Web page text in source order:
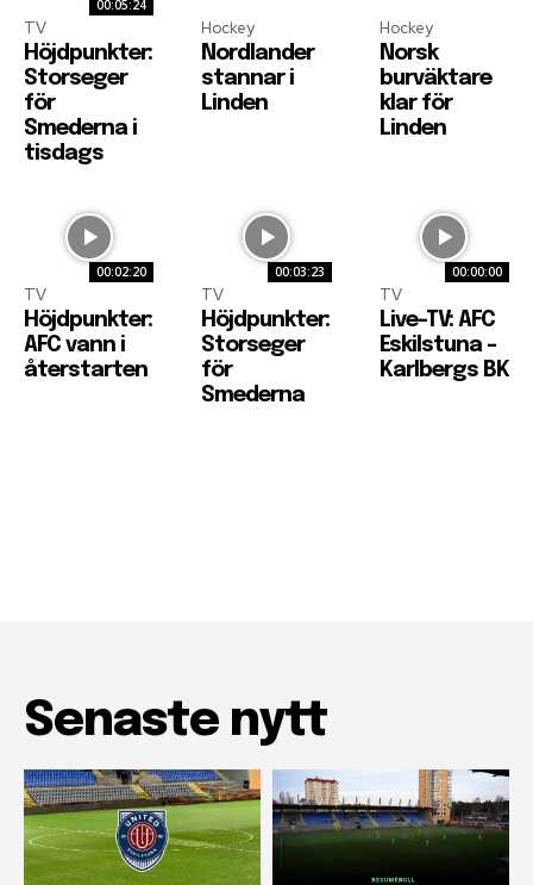
00:05:24
TV
Höjdpunkter:
Storseger
för
Smederna i
tisdags
Hockey
Nordlander
stannar i
Linden
Hockey
Norsk
burväktare
klar för
Linden
00:02:20
TV
Höjdpunkter:
AFC vann i
återstarten
00:03:23
TV
Höjdpunkter:
Storseger
för
Smederna
00:00:00
TV
Live-TV: AFC
Eskilstuna –
Karlbergs BK
Senaste nytt